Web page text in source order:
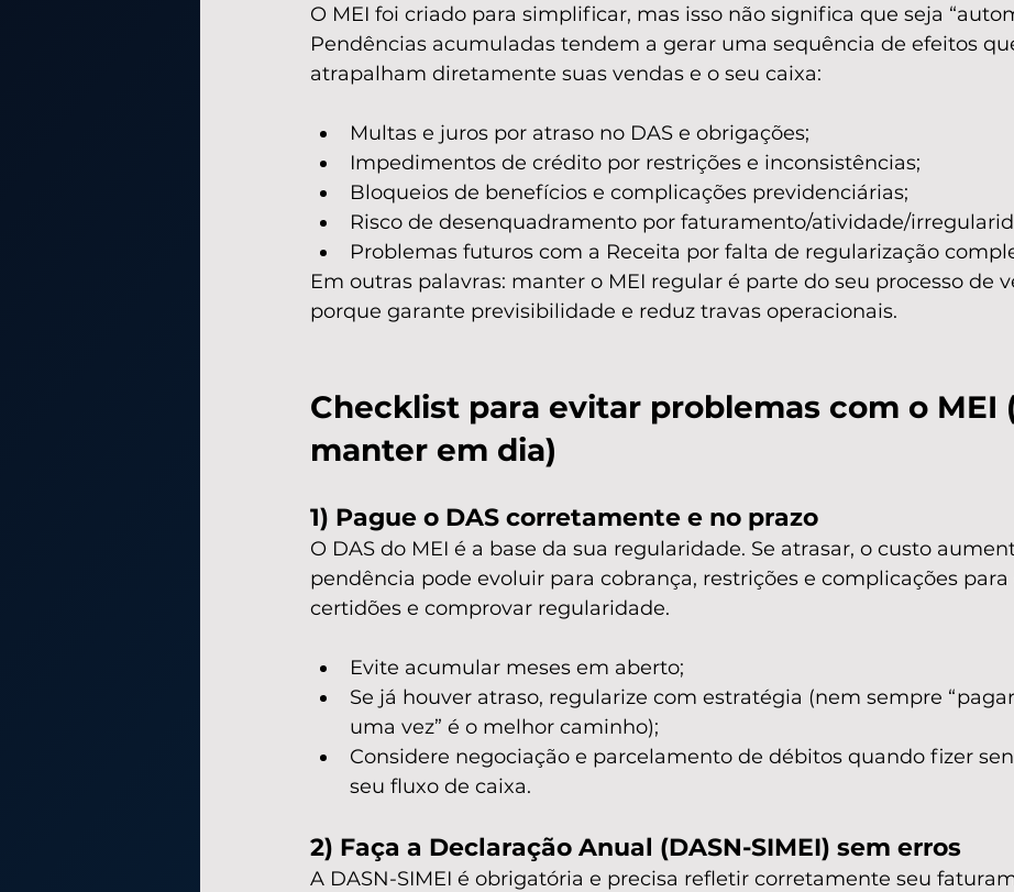
O MEI foi criado para simplificar, mas isso não significa que seja
Pendências acumuladas tendem a gerar uma sequência de efeitos
atrapalham diretamente suas vendas e o seu caixa:
Multas e juros por atraso no DAS e obrigações;
Impedimentos de crédito por restrições e inconsistências;
Bloqueios de benefícios e complicações previdenciárias;
Risco de desenquadramento por faturamento/atividade/
Problemas futuros com a Receita por falta de regularização
Em outras palavras: manter o MEI regular é parte do seu processo de
porque garante previsibilidade e reduz travas operacionais.
Checklist para evitar problemas com o MEI
manter em dia)
1) Pague o DAS corretamente e no prazo
O DAS do MEI é a base da sua regularidade. Se atrasar, o custo
pendência pode evoluir para cobrança, restrições e complicações
certidões e comprovar regularidade.
Evite acumular meses em aberto;
Se já houver atraso, regularize com estratégia (nem sempre
uma vez” é o melhor caminho);
Considere negociação e parcelamento de débitos quando fizer
seu fluxo de caixa.
2) Faça a Declaração Anual (DASN-SIMEI) sem erros
A DASN-SIMEI é obrigatória e precisa refletir corretamente seu